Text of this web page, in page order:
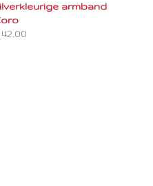
armband